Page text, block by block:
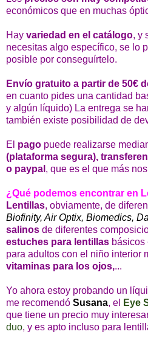
económicos que en muchas
Hay variedad en el catálogo, y
necesitas algo específico, se lo
posible por conseguírtelo.
Envío gratuito a partir de 50€
en cuanto pides una cantidad
y algún líquido) La entrega se
también existe posibilidad de
El pago puede realizarse
(plataforma segura),
o paypal , que es el que más
¿Qué podemos encontrar en
Lentillas, obviamente, de
Biofinity, Air Optix, Biomedics,
salinos de diferentes
estuches para lentillas básicos
para adultos con el niño interior
vitaminas para los ojos,...
Yo ahora estoy probando un
me recomendó Susana, el Eye
que tiene un precio muy
duo, y es apto incluso para